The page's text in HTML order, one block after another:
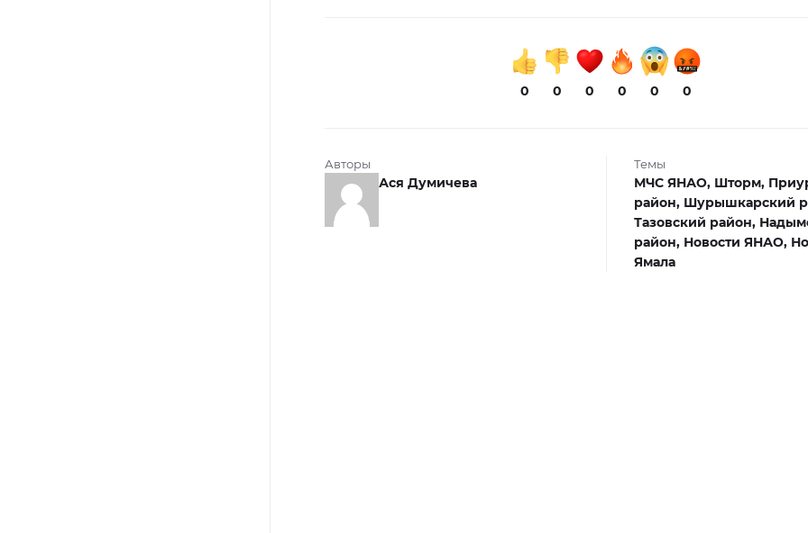
0 0 0 0 0 0
Авторы
Ася Думичева
Темы
МЧС ЯНАО, Шторм,
район, Шурышкарский
Тазовский район,
район, Новости ЯНАО,
Ямала